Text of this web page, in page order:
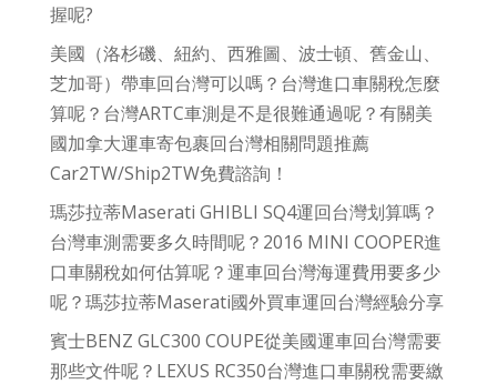
握呢?
美國（洛杉磯、紐約、西雅圖、波士頓、舊金山、
芝加哥）帶車回台灣可以嗎？台灣進口車關稅怎麼
算呢？台灣ARTC車測是不是很難通過呢？有關美
國加拿大運車寄包裹回台灣相關問題推薦
Car2TW/Ship2TW免費諮詢！
瑪莎拉蒂Maserati GHIBLI SQ4運回台灣划算嗎？
台灣車測需要多久時間呢？2016 MINI COOPER進
口車關稅如何估算呢？運車回台灣海運費用要多少
呢？瑪莎拉蒂Maserati國外買車運回台灣經驗分享
賓士BENZ GLC300 COUPE從美國運車回台灣需要
那些文件呢？LEXUS RC350台灣進口車關稅需要繳